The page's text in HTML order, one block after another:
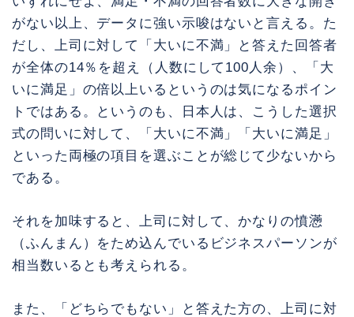
がない以上、データに強い示唆はないと言える。た
だし、上司に対して「大いに不満」と答えた回答者
が全体の14％を超え（人数にして100人余）、「大
いに満足」の倍以上いるというのは気になるポイン
トではある。というのも、日本人は、こうした選択
式の問いに対して、「大いに不満」「大いに満足」
といった両極の項目を選ぶことが総じて少ないから
である。
それを加味すると、上司に対して、かなりの憤懣
（ふんまん）をため込んでいるビジネスパーソンが
相当数いるとも考えられる。
また、「どちらでもない」と答えた方の、上司に対